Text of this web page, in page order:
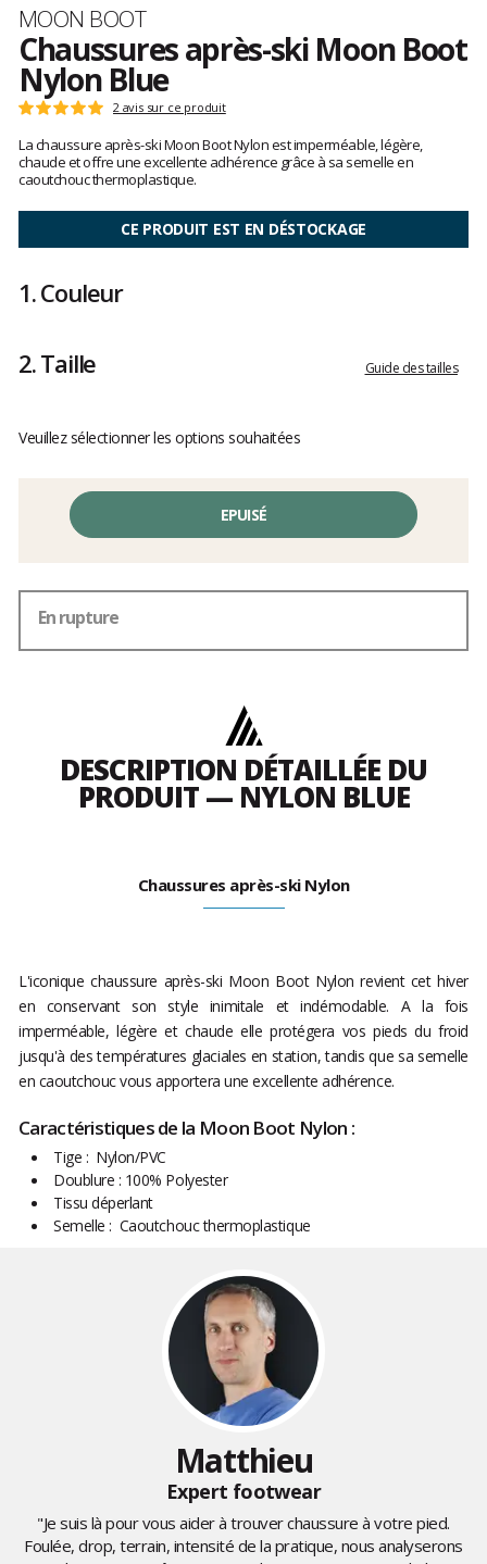
Marque
MOON BOOT
Chaussures après-ski Moon Boot
Nylon Blue
Les
clients
Note
:
5
sur
2 avis sur ce produit
La chaussure après-ski Moon Boot Nylon est imperméable, légère,
chaude et offre une excellente adhérence grâce à sa semelle en
caoutchouc thermoplastique.
CE PRODUIT EST EN DÉSTOCKAGE
1.Couleur
2.Taille Guide des tailles
Veuillez sélectionner les options souhaitées
EPUISÉ
En rupture
DESCRIPTION DÉTAILLÉE DU
PRODUIT — NYLON BLUE
Chaussures après-ski Nylon
L'iconique chaussure après-ski Moon Boot Nylon revient cet hiver
en conservant son style inimitale et indémodable. A la fois
imperméable, légère et chaude elle protégera vos pieds du froid
jusqu'à des températures glaciales en station, tandis que sa semelle
en caoutchouc vous apportera une excellente adhérence.
Caractéristiques de la Moon Boot Nylon :
Tige : Nylon/PVC
Doublure : 100% Polyester
Tissu déperlant
Semelle : Caoutchouc thermoplastique
Matthieu
Expert footwear
"Je suis là pour vous aider à trouver chaussure à votre pied.
Foulée, drop, terrain, intensité de la pratique, nous analyserons